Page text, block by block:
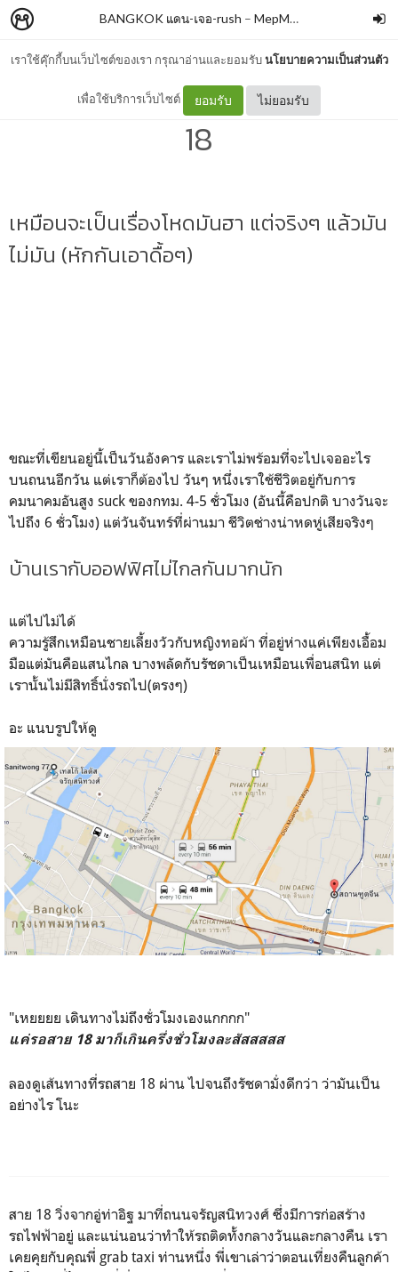
เราใช้คุ๊กกี้บนเว็บไซต์ของเรา กรุณาอ่านและยอมรับนโยบายความเป็นส่วนตัว
เพื่อใช้บริการเว็บไซต์ ยอมรับ ไม่ยอมรับ
BANGKOK แดน-เจอ-rush – MepMhee
วิบาก เวย์ ทู ออฟฟิศ #1 สาย
18
เหมือนจะเป็นเรื่องโหดมันฮา แต่จริงๆ แล้วมัน
ไม่มัน (หักกันเอาดื้อๆ)
ขณะที่เขียนอยู่นี้เป็นวันอังคาร และเราไม่พร้อมที่จะไปเจออะไร
บนถนนอีกวัน แต่เราก็ต้องไป วันๆ หนึ่งเราใช้ชีวิตอยู่กับการ
คมนาคมอันสูง suck ของกทม. 4-5 ชั่วโมง (อันนี้คือปกติ บางวันจะ
ไปถึง 6 ชั่วโมง) แต่วันจันทร์ที่ผ่านมา ชีวิตช่างน่าหดหู่เสียจริงๆ
บ้านเรากับออฟฟิศไม่ไกลกันมากนัก
แต่ไปไม่ได้
ความรู้สึกเหมือนชายเลี้ยงวัวกับหญิงทอผ้า ที่อยู่ห่างแค่เพียงเอื้อม
มือแต่มันคือแสนไกล บางพลัดกับรัชดาเป็นเหมือนเพื่อนสนิท แต่
เรานั้นไม่มีสิทธิ์นั่งรถไป(ตรงๆ)
อะ แนบรูปให้ดู
"เหยยยย เดินทางไม่ถึงชั่วโมงเองแกกกก"
แค่รอสาย 18 มาก็เกินครึ่งชั่วโมงละสัสสสสส
ลองดูเส้นทางที่รถสาย 18 ผ่าน ไปจนถึงรัชดามั่งดีกว่า ว่ามันเป็น
อย่างไร โนะ
สาย 18 วิ่งจากอู่ท่าอิฐ มาที่ถนนจรัญสนิทวงศ์ ซึ่งมีการก่อสร้าง
รถไฟฟ้าอยู่ และแน่นอนว่าทำให้รถติดทั้งกลางวันและกลางคืน เรา
เคยคุยกับคุณพี่ grab taxi ท่านหนึ่ง พี่เขาเล่าว่าตอนเที่ยงคืนลูกค้า